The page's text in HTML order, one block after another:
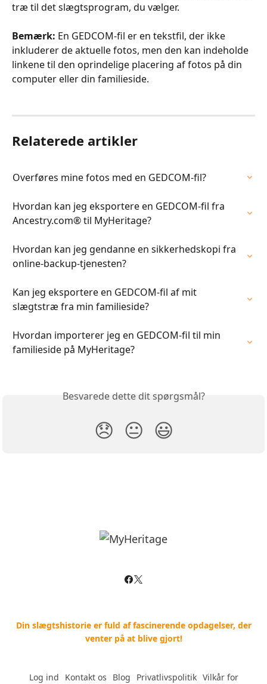
træ til det slægtsprogram, du vælger.
Bemærk: En GEDCOM-fil er en tekstfil, der ikke
inkluderer de aktuelle fotos, men den kan indeholde
linkene til den oprindelige placering af fotos på din
computer eller din familieside.
Relaterede artikler
Overføres mine fotos med en GEDCOM-fil?
Hvordan kan jeg eksportere en GEDCOM-fil fra
Ancestry.com® til MyHeritage?
Hvordan kan jeg gendanne en sikkerhedskopi fra
online-backup-tjenesten?
Kan jeg eksportere en GEDCOM-fil af mit
slægtstræ fra min familieside?
Hvordan importerer jeg en GEDCOM-fil til min
familieside på MyHeritage?
Besvarede dette dit spørgsmål?
😞 😐 😃
Din slægtshistorie er fuld af fascinerende opdagelser, der
venter på at blive gjort!
Log ind Kontakt os Blog Privatlivspolitik-- Vilkår for